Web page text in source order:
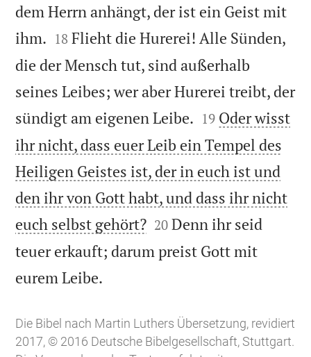
dem Herrn anhängt, der ist ein Geist mit
ihm. 

18 Flieht die Hurerei! Alle Sünden,
die der Mensch tut, sind außerhalb
seines Leibes; wer aber Hurerei treibt, der
sündigt am eigenen Leibe. 

19 Oder wisst
ihr nicht, dass euer Leib ein Tempel des
Heiligen Geistes ist, der in euch ist und
den ihr von Gott habt, und dass ihr nicht
euch selbst gehört?
20 Denn ihr seid
teuer erkauft; darum preist Gott mit
eurem Leibe.
Die Bibel nach Martin Luthers Übersetzung, revidiert
2017, © 2016 Deutsche Bibelgesellschaft, Stuttgart.